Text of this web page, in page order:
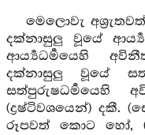
මෙලොවැ
දක්නාසුලු වූයේ
ආර්‍ය්‍යධර්‍මයෙහි
දක්නාසුලු වූයේ
(ද්‍රෂ්ටිවශයෙන්)
රූපවත් කොට හෝ,